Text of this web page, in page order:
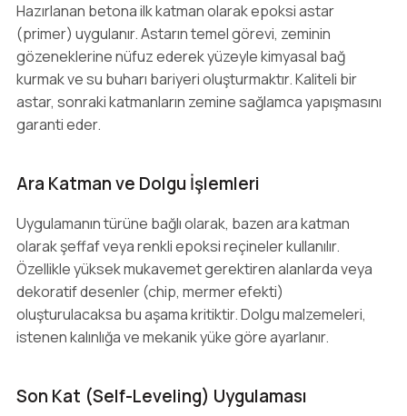
Hazırlanan betona ilk katman olarak epoksi astar
(primer) uygulanır. Astarın temel görevi, zeminin
gözeneklerine nüfuz ederek yüzeyle kimyasal bağ
kurmak ve su buharı bariyeri oluşturmaktır. Kaliteli bir
astar, sonraki katmanların zemine sağlamca yapışmasını
garanti eder.
Ara Katman ve Dolgu İşlemleri
Uygulamanın türüne bağlı olarak, bazen ara katman
olarak şeffaf veya renkli epoksi reçineler kullanılır.
Özellikle yüksek mukavemet gerektiren alanlarda veya
dekoratif desenler (chip, mermer efekti)
oluşturulacaksa bu aşama kritiktir. Dolgu malzemeleri,
istenen kalınlığa ve mekanik yüke göre ayarlanır.
Son Kat (Self-Leveling) Uygulaması